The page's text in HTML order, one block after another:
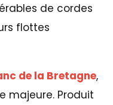
de cordes
flottes
de la Bretagne,
majeure. Produit